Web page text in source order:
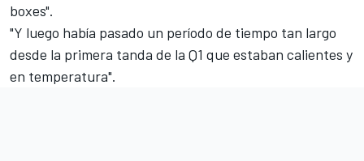
boxes".
"Y luego había pasado un período de tiempo tan largo
desde la primera tanda de la Q1 que estaban calientes y
en temperatura".